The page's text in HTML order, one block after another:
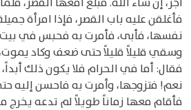
فأغلقن عليه باب القصر، فإذا امرأة
نفسها، فأبى، فأمرت به فحبس في
وسقي قليلاً قليلاً حتى ضعف وكاد
فقال: أما في الحرام فلا يكون ذلك
نعم! فتزوجها، وأمرت به فاحسن إليه
فأقام معها زماناً طويلاً لم تدعه